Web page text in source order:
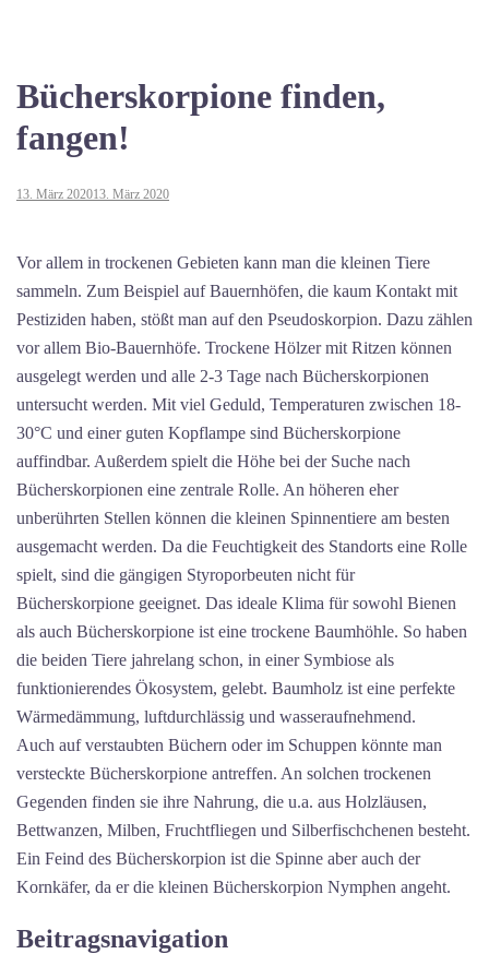
Bücherskorpione finden,
fangen!
13. März 202013. März 2020
Vor allem in trockenen Gebieten kann man die kleinen Tiere
sammeln. Zum Beispiel auf Bauernhöfen, die kaum Kontakt mit
Pestiziden haben, stößt man auf den Pseudoskorpion. Dazu zählen
vor allem Bio-Bauernhöfe. Trockene Hölzer mit Ritzen können
ausgelegt werden und alle 2-3 Tage nach Bücherskorpionen
untersucht werden. Mit viel Geduld, Temperaturen zwischen 18-
30°C und einer guten Kopflampe sind Bücherskorpione
auffindbar. Außerdem spielt die Höhe bei der Suche nach
Bücherskorpionen eine zentrale Rolle. An höheren eher
unberührten Stellen können die kleinen Spinnentiere am besten
ausgemacht werden. Da die Feuchtigkeit des Standorts eine Rolle
spielt, sind die gängigen Styroporbeuten nicht für
Bücherskorpione geeignet. Das ideale Klima für sowohl Bienen
als auch Bücherskorpione ist eine trockene Baumhöhle. So haben
die beiden Tiere jahrelang schon, in einer Symbiose als
funktionierendes Ökosystem, gelebt. Baumholz ist eine perfekte
Wärmedämmung, luftdurchlässig und wasseraufnehmend.
Auch auf verstaubten Büchern oder im Schuppen könnte man
versteckte Bücherskorpione antreffen. An solchen trockenen
Gegenden finden sie ihre Nahrung, die u.a. aus Holzläusen,
Bettwanzen, Milben, Fruchtfliegen und Silberfischchenen besteht.
Ein Feind des Bücherskorpion ist die Spinne aber auch der
Kornkäfer, da er die kleinen Bücherskorpion Nymphen angeht.
Beitragsnavigation